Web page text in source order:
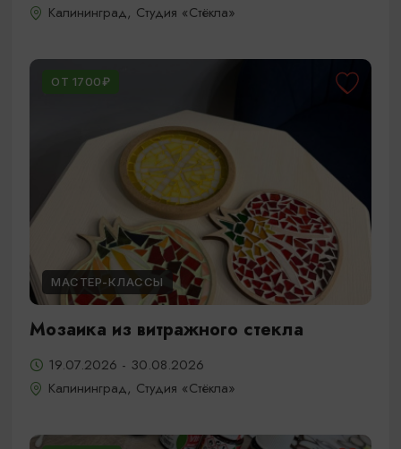
Калининград, Студия «Стёкла»
ОТ 1700₽
МАСТЕР-КЛАССЫ
Мозаика из витражного стекла
19.07.2026 - 30.08.2026
Калининград, Студия «Стёкла»